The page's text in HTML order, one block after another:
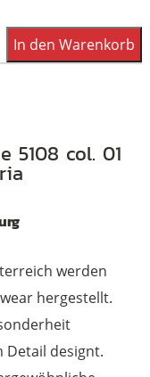
Andy
Wolf
5108
col.
black
In den Warenkorb
5108 col. 01
werden
hergestellt.
Detail designt.